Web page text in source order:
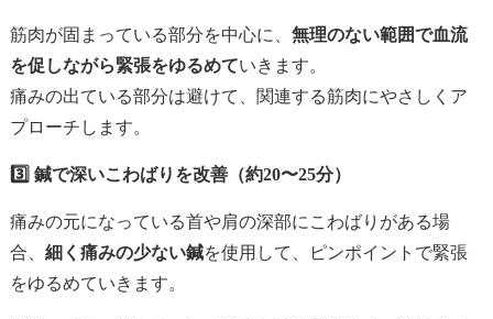
筋肉が固まっている部分を中心に、 無理のない範囲で血流
を促しながら緊張をゆるめていきます。
痛みの出ている部分は避けて、関連する筋肉にやさしくア
プローチします。
3️⃣ 鍼で深いこわばりを改善（約20〜25分）
痛みの元になっている首や肩の深部にこわばりがある場
合、 細く痛みの少ない鍼を使用して、ピンポイントで緊張
をゆるめていきます。